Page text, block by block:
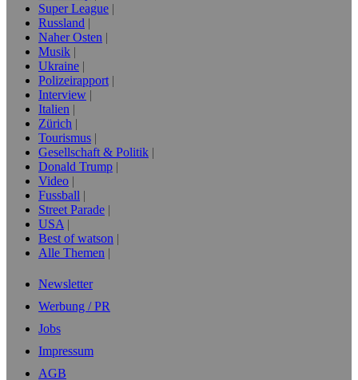
Super League
Russland
Naher Osten
Musik
Ukraine
Polizeirapport
Interview
Italien
Zürich
Tourismus
Gesellschaft & Politik
Donald Trump
Video
Fussball
Street Parade
USA
Best of watson
Alle Themen
Newsletter
Werbung / PR
Jobs
Impressum
AGB